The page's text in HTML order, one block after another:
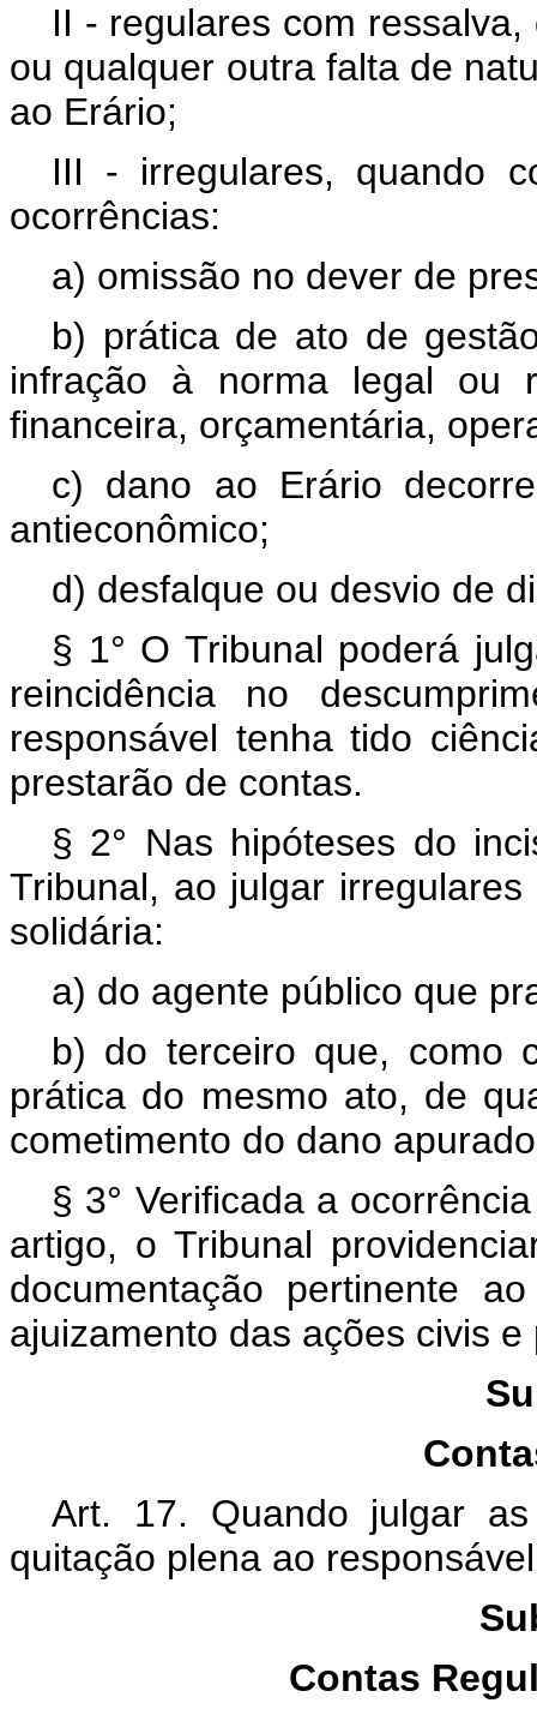
II - regulares com
ou qualquer outra falta de
ao Erário;
III - irregulares, quando
ocorrências:
a) omissão no dever de
b) prática de ato de
infração à norma legal ou
financeira, orçamentária,
c) dano ao Erário
antieconômico;
d) desfalque ou desvio de
§ 1° O Tribunal poderá
reincidência no
responsável tenha tido
prestarão de contas.
§ 2° Nas hipóteses do
Tribunal, ao julgar
solidária:
a) do agente público que
b) do terceiro que, como
prática do mesmo ato, de
cometimento do dano
§ 3° Verificada a
artigo, o Tribunal
documentação pertinente
ajuizamento das ações civis
Art. 17. Quando julgar
quitação plena ao
Contas